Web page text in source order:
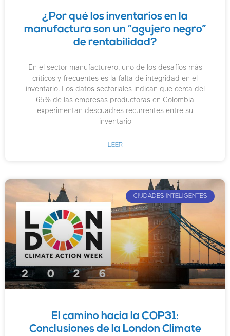
¿Por qué los inventarios en la
manufactura son un “agujero negro”
de rentabilidad?
En el sector manufacturero, uno de los desafíos más
críticos y frecuentes es la falta de integridad en el
inventario. Los datos sectoriales indican que cerca del
65% de las empresas productoras en Colombia
experimentan descuadres recurrentes entre su
inventario
LEER
CIUDADES INTELIGENTES
El camino hacia la COP31:
Conclusiones de la London Climate